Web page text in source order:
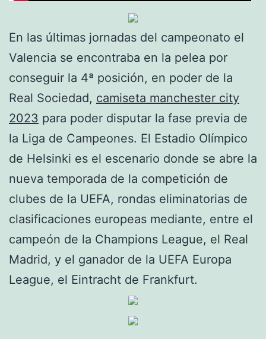
En las últimas jornadas del campeonato el
Valencia se encontraba en la pelea por
conseguir la 4ª posición, en poder de la
Real Sociedad, camiseta manchester city
2023 para poder disputar la fase previa de
la Liga de Campeones. El Estadio Olímpico
de Helsinki es el escenario donde se abre la
nueva temporada de la competición de
clubes de la UEFA, rondas eliminatorias de
clasificaciones europeas mediante, entre el
campeón de la Champions League, el Real
Madrid, y el ganador de la UEFA Europa
League, el Eintracht de Frankfurt.